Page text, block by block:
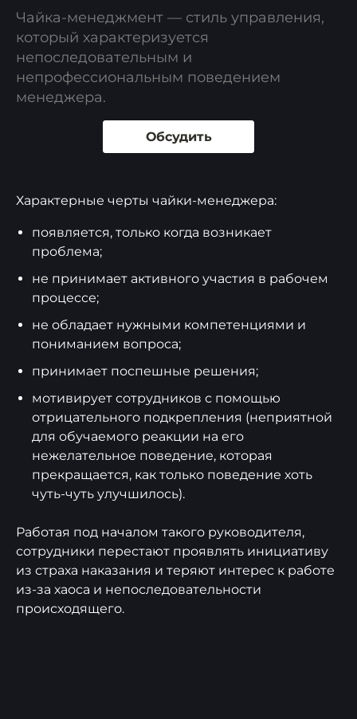
Чайка-менеджмент — стиль управления,
который характеризуется
непоследовательным и
непрофессиональным поведением
менеджера.
Обсудить
Характерные черты чайки-менеджера:
появляется, только когда возникает
проблема;
не принимает активного участия в рабочем
процессе;
не обладает нужными компетенциями и
пониманием вопроса;
принимает поспешные решения;
мотивирует сотрудников с помощью
отрицательного подкрепления (неприятной
для обучаемого реакции на его
нежелательное поведение, которая
прекращается, как только поведение хоть
чуть-чуть улучшилось).
Работая под началом такого руководителя,
сотрудники перестают проявлять инициативу
из страха наказания и теряют интерес к работе
из-за хаоса и непоследовательности
происходящего.